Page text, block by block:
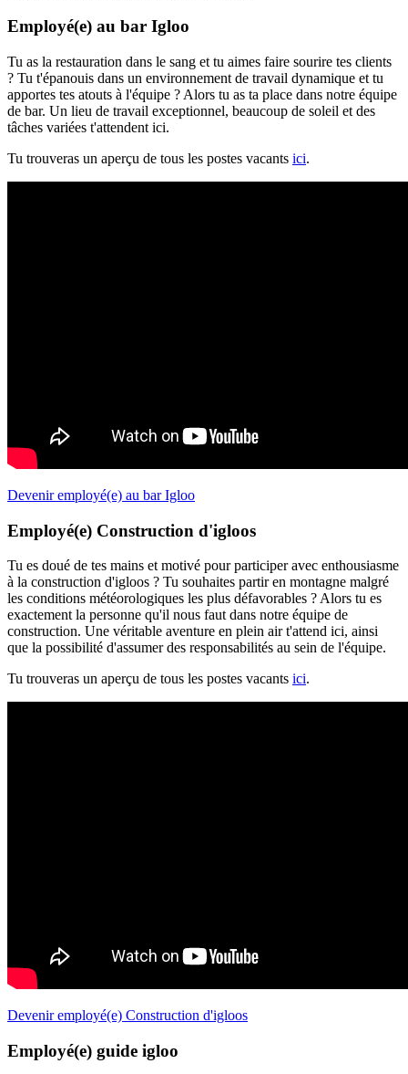
Employé(e) au bar Igloo
Tu as la restauration dans le sang et tu aimes faire sourire tes clients
? Tu t'épanouis dans un environnement de travail dynamique et tu
apportes tes atouts à l'équipe ? Alors tu as ta place dans notre équipe
de bar. Un lieu de travail exceptionnel, beaucoup de soleil et des
tâches variées t'attendent ici.
Tu trouveras un aperçu de tous les postes vacants ici.
Devenir employé(e) au bar Igloo
Employé(e) Construction d'igloos
Tu es doué de tes mains et motivé pour participer avec enthousiasme
à la construction d'igloos ? Tu souhaites partir en montagne malgré
les conditions météorologiques les plus défavorables ? Alors tu es
exactement la personne qu'il nous faut dans notre équipe de
construction. Une véritable aventure en plein air t'attend ici, ainsi
que la possibilité d'assumer des responsabilités au sein de l'équipe.
Tu trouveras un aperçu de tous les postes vacants ici.
Devenir employé(e) Construction d'igloos
Employé(e) guide igloo